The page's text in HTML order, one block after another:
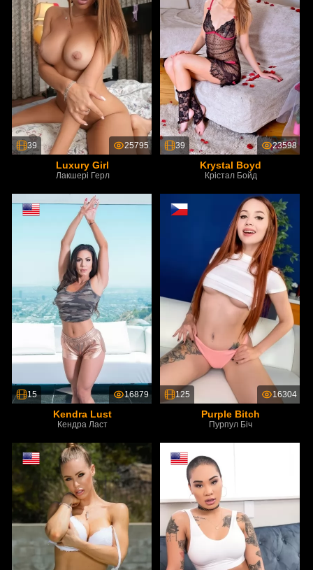
39 25795
Luxury Girl
Лакшері Герл
39 23598
Krystal Boyd
Крістал Бойд
15 16879
Kendra Lust
Кендра Ласт
125 16304
Purple Bitch
Пурпул Біч